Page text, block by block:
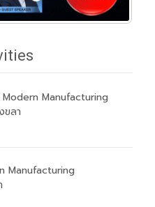
Manufacturing
ขลา
Manufacturing